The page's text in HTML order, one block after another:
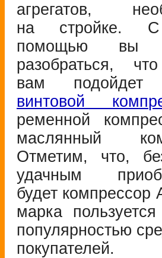
агрегатов,
на стройке.
помощью вы
разобраться,
вам подойдет
винтовой
ременной
маслянный
Отметим, что,
удачным
будет компрессор
марка
популярностью
покупателей.